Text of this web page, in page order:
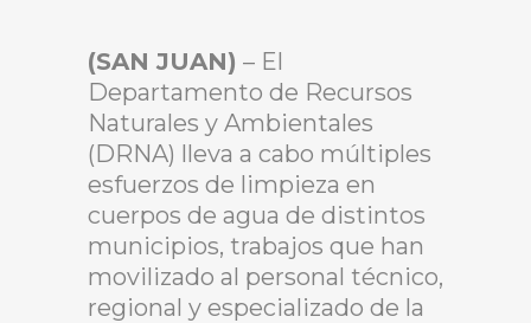
(SAN JUAN) – El
Departamento de Recursos
Naturales y Ambientales
(DRNA) lleva a cabo múltiples
esfuerzos de limpieza en
cuerpos de agua de distintos
municipios, trabajos que han
movilizado al personal técnico,
regional y especializado de la